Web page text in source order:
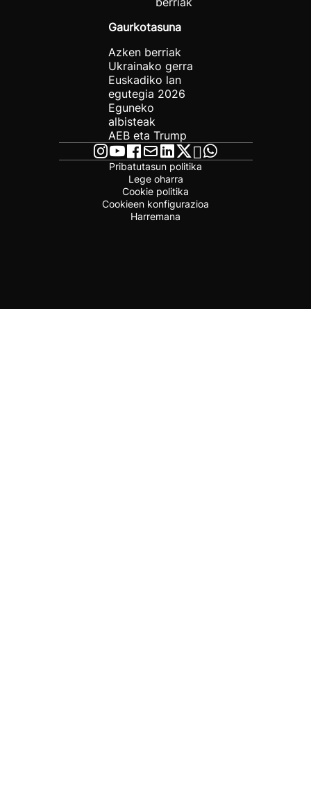
Gaurkotasuna
Azken berriak
Ukrainako gerra
Euskadiko lan
egutegia 2026
Eguneko
albisteak
AEB eta Trump
Pribatutasun politika
Lege oharra
Cookie politika
Cookieen konfigurazioa
Harremana